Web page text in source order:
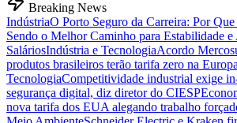
Breaking News
IndústriaO Porto Seguro da Carreira: Por
Sendo o Melhor Caminho para Estabilidade e
SaláriosIndústria e TecnologiaAcordo
produtos brasileiros terão tarifa zero na Europa
TecnologiaCompetitividade industrial exige
segurança digital, diz diretor do CIESP
nova tarifa dos EUA alegando trabalho